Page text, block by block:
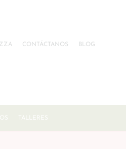
CONTÁCTANOS BLOG
TALLERES